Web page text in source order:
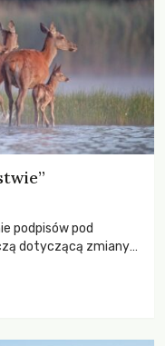
podpisów pod
dotyczącą zmiany
i zwierząt,